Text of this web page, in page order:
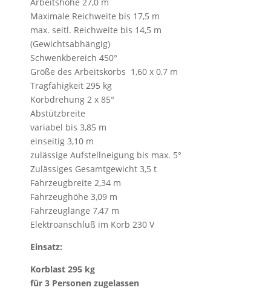
Maximale Reichweite bis 17,5 m
max. seitl. Reichweite bis 14,5 m
(Gewichtsabhängig)
Schwenkbereich 450°
Größe des Arbeitskorbs 1,60 x 0,7 m
Tragfähigkeit 295 kg
Korbdrehung 2 x 85°
Abstützbreite
variabel bis 3,85 m
einseitig 3,10 m
zulässige Aufstellneigung bis max. 5°
Zulässiges Gesamtgewicht 3,5 t
Fahrzeugbreite 2,34 m
Fahrzeughöhe 3,09 m
Fahrzeuglänge 7,47 m
Elektroanschluß im Korb 230 V
Einsatz:
Korblast 295 kg
für 3 Personen zugelassen